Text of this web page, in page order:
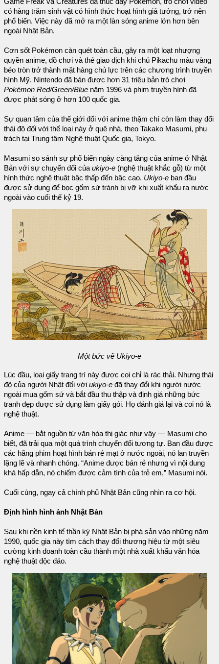
có hàng trăm sinh vật có hình thức hoạt hình giả tưởng, trở nên
phổ biến. Việc này đã mở ra một làn sóng anime lớn hơn bên
ngoài Nhật Bản.
Cơn sốt Pokémon càn quét toàn cầu, gây ra một loạt nhượng
quyền anime, đồ chơi và thẻ giao dịch khi chú Pikachu màu vàng
béo tròn trở thành mặt hàng chủ lực trên các chương trình truyền
hình Mỹ. Nintendo đã bán được hơn 31 triệu bản trò chơi
Pokémon Red/Green/Blue năm 1996 và phim truyền hình đã
được phát sóng ở hơn 100 quốc gia.
Sự quan tâm của thế giới đối với anime thậm chí còn làm thay đổi
thái độ đối với thể loại này ở quê nhà, theo Takako Masumi, phụ
trách tại Trung tâm Nghệ thuật Quốc gia, Tokyo.
Masumi so sánh sự phổ biến ngày càng tăng của anime ở Nhật
Bản với sự chuyển đổi của ukiyo-e (nghệ thuật khắc gỗ) từ một
hình thức nghệ thuật bậc thấp đến bậc cao. Ukiyo-e ban đầu
được sử dụng để bọc gốm sứ tránh bị vỡ khi xuất khẩu ra nước
ngoài vào cuối thế kỷ 19.
Một bức vẽ Ukiyo-e
Lúc đầu, loại giấy trang trí này được coi chỉ là rác thải. Nhưng thái
độ của người Nhật đối với ukiyo-e đã thay đổi khi người nước
ngoài mua gốm sứ và bắt đầu thu thập và định giá những bức
tranh đẹp được sử dụng làm giấy gói. Họ đánh giá lại và coi nó là
nghệ thuật.
Anime — bắt nguồn từ văn hóa thị giác như vậy — Masumi cho
biết, đã trải qua một quá trình chuyển đổi tương tự. Ban đầu được
các hãng phim hoạt hình bán rẻ mạt ở nước ngoài, nó lan truyền
lặng lẽ và nhanh chóng. “Anime được bán rẻ nhưng vì nội dung
khá hấp dẫn, nó chiếm được cảm tình của trẻ em,” Masumi nói.
Cuối cùng, ngay cả chính phủ Nhật Bản cũng nhìn ra cơ hội.
Định hình hình ảnh Nhật Bản
Sau khi nền kinh tế thần kỳ Nhật Bản bị phá sản vào những năm
1990, quốc gia này tìm cách thay đổi thương hiệu từ một siêu
cường kinh doanh toàn cầu thành một nhà xuất khẩu văn hóa
nghệ thuật độc đáo.